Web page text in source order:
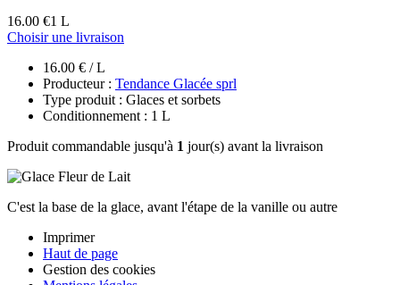
16.00 €1 L
Choisir une livraison
16.00 € / L
Producteur : Tendance Glacée sprl
Type produit : Glaces et sorbets
Conditionnement : 1 L
Produit commandable jusqu'à 1 jour(s) avant la livraison
C'est la base de la glace, avant l'étape de la vanille ou autre
Imprimer
Haut de page
Gestion des cookies